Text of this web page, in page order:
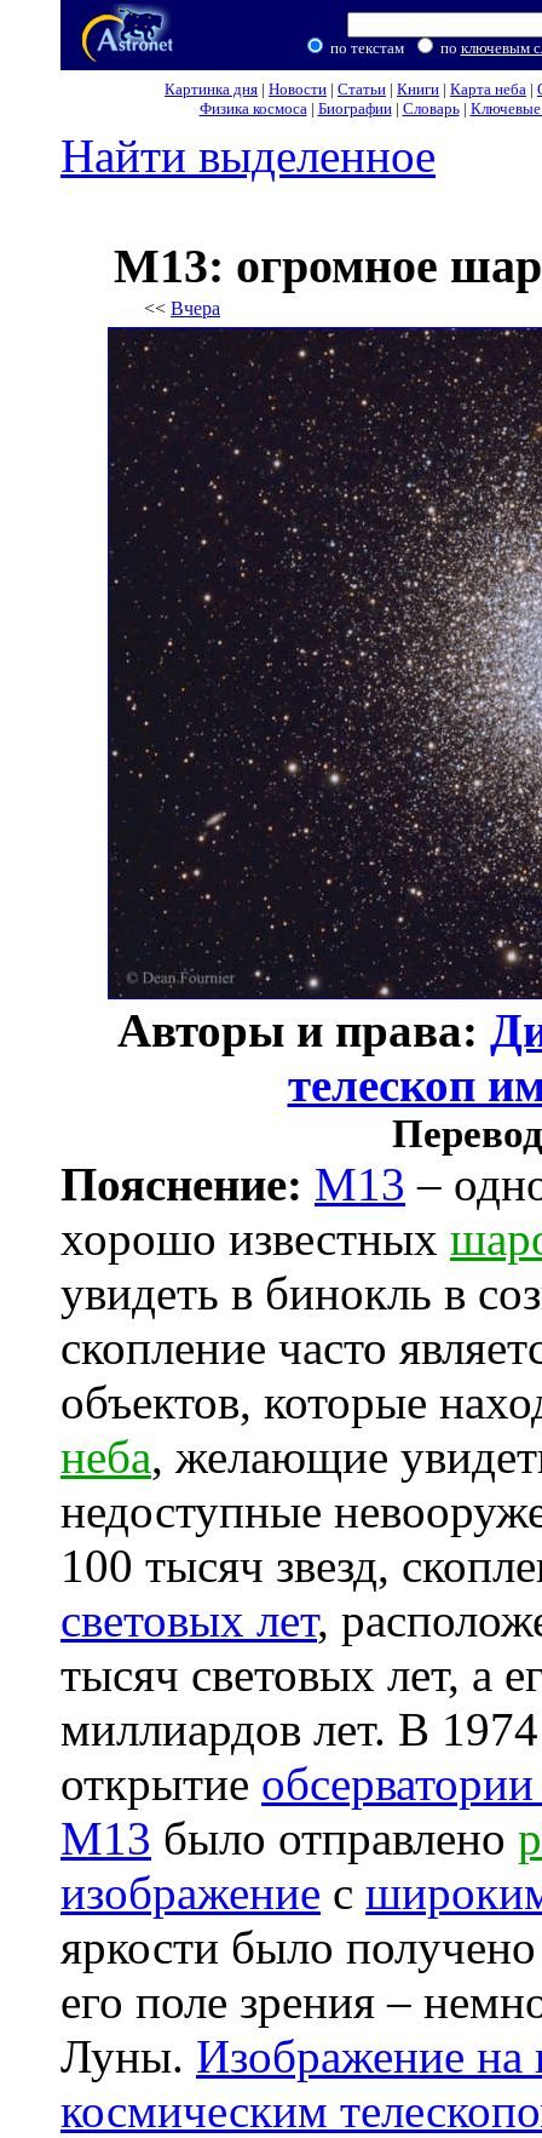
по текстам по ключевым
Картинка дня | Новости | Статьи | Книги | Карта неба |
Физика космоса| Биографии| Словарь| Ключевые
Найти выделенное
M13: огромное
<< Вчера
Авторы и права:
телескоп
Пояснение: M13 –
хорошо известных
увидеть в бинокль в
скопление часто
объектов, которые
неба, желающие
недоступные
100 тысяч звезд,
световых лет,
тысяч световых лет, а
миллиардов лет. В 1974
открытие
M13 было отправлено
изображение с
яркости было
его поле зрения –
Луны. Изображение на
космическим